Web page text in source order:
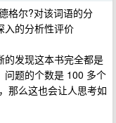
格尔?对该词语的分
入的分析性评价
的发现这本书完全都是
问题的个数是 100 多个
那么这也会让人思考如